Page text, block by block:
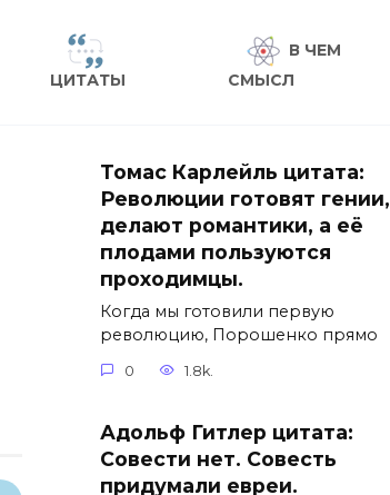
ЦИТАТЫ
В ЧЕМ
СМЫСЛ
Томас Карлейль цитата:
Революции готовят гении,
делают романтики, а её
плодами пользуются
проходимцы.
Когда мы готовили первую
революцию, Порошенко прямо
0 1.8k.
Адольф Гитлер цитата:
Совести нет. Совесть
придумали евреи.